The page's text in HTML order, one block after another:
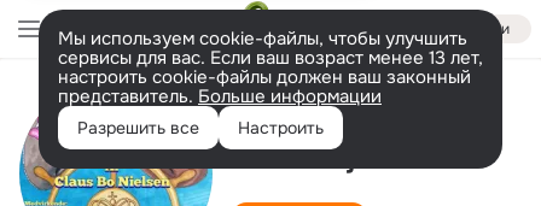
Войти
Мы используем cookie-файлы, чтобы улучшить
сервисы для вас. Если ваш возраст менее 13 лет,
настроить cookie-файлы должен ваш законный
представитель. Больше информации
Разрешить все Настроить
Исполнитель
Tania Veje Iversen